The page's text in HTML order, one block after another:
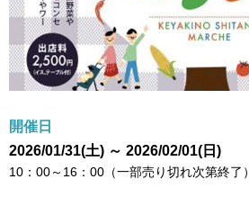
開催日
2026/01/31(土) ～ 2026/02/01(日)
10：00～16：00（一部売り切れ次第終了）